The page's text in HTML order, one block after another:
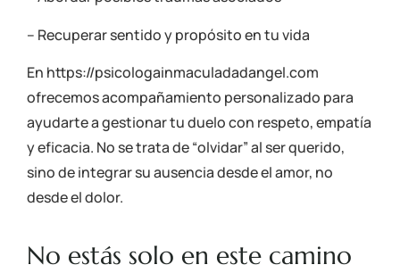
– Recuperar sentido y propósito en tu vida
En https://psicologainmaculadadangel.com
ofrecemos acompañamiento personalizado para
ayudarte a gestionar tu duelo con respeto, empatía
y eficacia. No se trata de “olvidar” al ser querido,
sino de integrar su ausencia desde el amor, no
desde el dolor.
No estás solo en este camino